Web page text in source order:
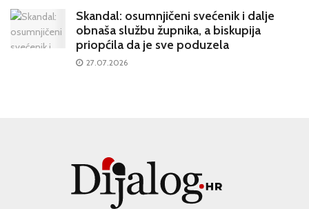
Skandal: osumnjičeni svećenik i dalje
obnaša službu župnika, a biskupija
priopćila da je sve poduzela
27.07.2026